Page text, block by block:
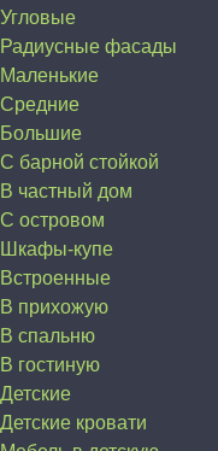
Угловые
Радиусные фасады
Маленькие
Средние
Большие
С барной стойкой
В частный дом
C островом
Шкафы-купе
Встроенные
В прихожую
В спальню
В гостиную
Детские
Детские кровати